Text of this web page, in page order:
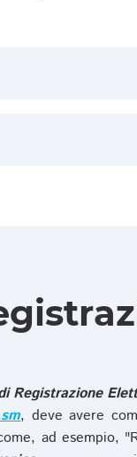
Registrazione
, deve avere
ad esempio,